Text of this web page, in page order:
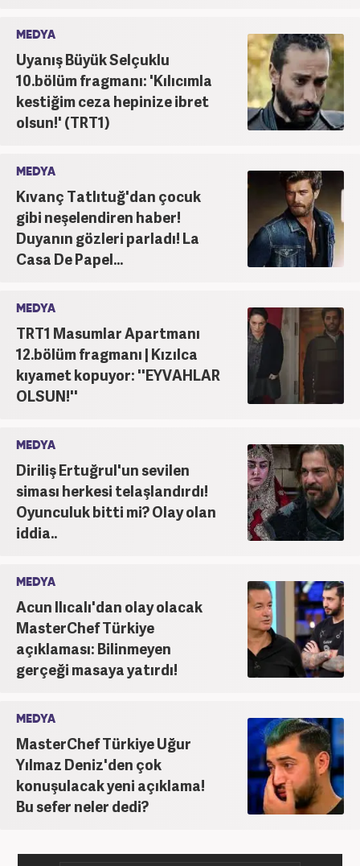
MEDYA
Uyanış Büyük Selçuklu
10.bölüm fragmanı: 'Kılıcımla
kestiğim ceza hepinize ibret
olsun!' (TRT1)
MEDYA
Kıvanç Tatlıtuğ'dan çocuk
gibi neşelendiren haber!
Duyanın gözleri parladı! La
Casa De Papel...
MEDYA
TRT1 Masumlar Apartmanı
12.bölüm fragmanı | Kızılca
kıyamet kopuyor: ''EYVAHLAR
OLSUN!''
MEDYA
Diriliş Ertuğrul'un sevilen
siması herkesi telaşlandırdı!
Oyunculuk bitti mi? Olay olan
iddia..
MEDYA
Acun Ilıcalı'dan olay olacak
MasterChef Türkiye
açıklaması: Bilinmeyen
gerçeği masaya yatırdı!
MEDYA
MasterChef Türkiye Uğur
Yılmaz Deniz'den çok
konuşulacak yeni açıklama!
Bu sefer neler dedi?